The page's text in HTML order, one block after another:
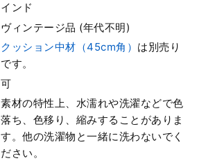
インド
ヴィンテージ品 (年代不明)
クッション中材（45cm角） は別売り
です。
可
素材の特性上、水濡れや洗濯などで色
落ち、色移り、縮みすることがありま
す。他の洗濯物と一緒に洗わないでく
ださい。